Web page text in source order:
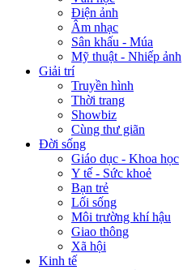
Điện ảnh
Âm nhạc
Sân khấu - Múa
Mỹ thuật - Nhiếp ảnh
Giải trí
Truyền hình
Thời trang
Showbiz
Cùng thư giãn
Đời sống
Giáo dục - Khoa học
Y tế - Sức khoẻ
Bạn trẻ
Lối sống
Môi trường khí hậu
Giao thông
Xã hội
Kinh tế